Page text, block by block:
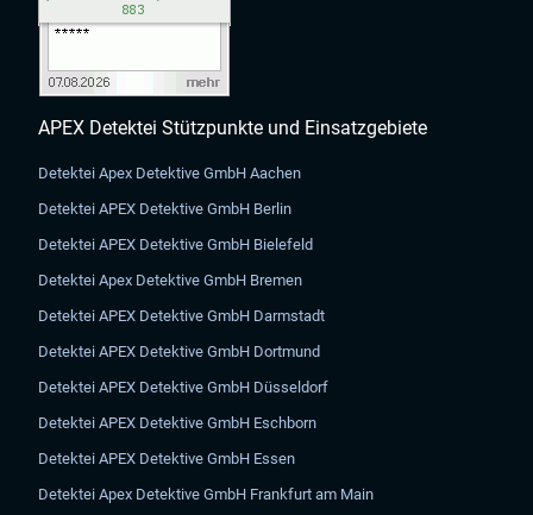
APEX Detektei Stützpunkte und Einsatzgebiete
Detektei Apex Detektive GmbH Aachen
Detektei APEX Detektive GmbH Berlin
Detektei APEX Detektive GmbH Bielefeld
Detektei Apex Detektive GmbH Bremen
Detektei APEX Detektive GmbH Darmstadt
Detektei APEX Detektive GmbH Dortmund
Detektei APEX Detektive GmbH Düsseldorf
Detektei APEX Detektive GmbH Eschborn
Detektei APEX Detektive GmbH Essen
Detektei Apex Detektive GmbH Frankfurt am Main